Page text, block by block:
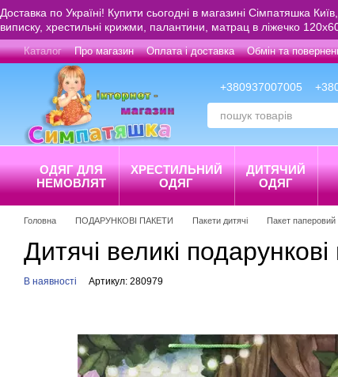
Перейти до основного контенту
Доставка по Україні! Купити сьогодні в магазині Сімпатяшка
виписку, хрестильні крижми, палантини, матрац в ліжечко
Каталог Про магазин Оплата і доставка Обмін та
+380937007005
ОДЯГ ДЛЯ
НЕМОВЛЯТ
ХРЕСТИЛЬНИЙ
ОДЯГ
ДИТЯЧИЙ
ОДЯГ
Головна ПОДАРУНКОВІ ПАКЕТИ Пакети дитячі Пакет
Дитячі великі
В наявності Артикул: 280979